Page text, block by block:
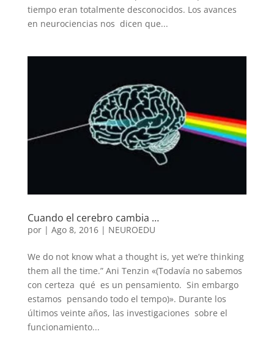
tiempo eran totalmente desconocidos. Los avances
en neurociencias nos dicen que...
Cuando el cerebro cambia …
por | Ago 8, 2016| NEUROEDU
We do not know what a thought is, yet we’re thinking
them all the time.” Ani Tenzin «(Todavía no sabemos
con certeza qué es un pensamiento. Sin embargo
estamos pensando todo el tempo)». Durante los
últimos veinte años, las investigaciones sobre el
funcionamiento...